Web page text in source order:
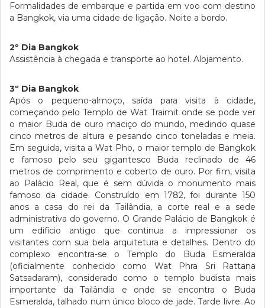
Formalidades de embarque e partida em voo com destino
a Bangkok, via uma cidade de ligação. Noite a bordo.
2º Dia Bangkok
Assistência à chegada e transporte ao hotel. Alojamento.
3º Dia Bangkok
Após o pequeno-almoço, saída para visita à cidade,
começando pelo Templo de Wat Traimit onde se pode ver
o maior Buda de ouro maciço do mundo, medindo quase
cinco metros de altura e pesando cinco toneladas e meia.
Em seguida, visita a Wat Pho, o maior templo de Bangkok
e famoso pelo seu gigantesco Buda reclinado de 46
metros de comprimento e coberto de ouro. Por fim, visita
ao Palácio Real, que é sem dúvida o monumento mais
famoso da cidade. Construído em 1782, foi durante 150
anos a casa do rei da Tailândia, a corte real e a sede
administrativa do governo. O Grande Palácio de Bangkok é
um edifício antigo que continua a impressionar os
visitantes com sua bela arquitetura e detalhes. Dentro do
complexo encontra-se o Templo do Buda Esmeralda
(oficialmente conhecido como Wat Phra Sri Rattana
Satsadaram), considerado como o templo budista mais
importante da Tailândia e onde se encontra o Buda
Esmeralda, talhado num único bloco de jade. Tarde livre. Ao